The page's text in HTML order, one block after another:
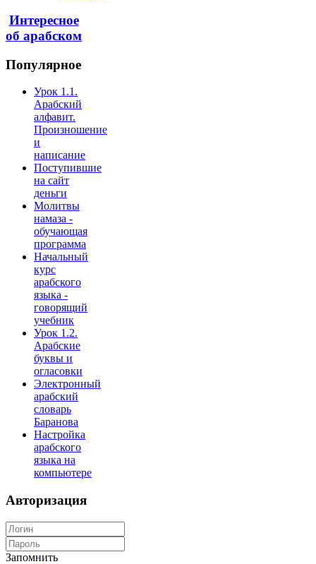
Интересное
об арабском
Популярное
Урок 1.1.
Арабский
алфавит.
Произношение
и
написание
Поступившие
на сайт
деньги
Молитвы
намаза -
обучающая
программа
Начальный
курс
арабского
языка -
говорящий
учебник
Урок 1.2.
Арабские
буквы и
огласовки
Электронный
арабский
словарь
Баранова
Настройка
арабского
языка на
компьютере
Авторизация
Запомнить